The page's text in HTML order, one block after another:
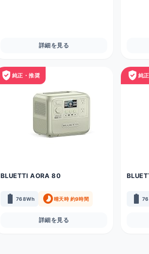
詳細を見る
verified_user 純正・推奨
BLUETTI AORA 80
battery_full 768Wh timelapse晴天時 約9時間
詳細を見る
verified_user 純
battery_full